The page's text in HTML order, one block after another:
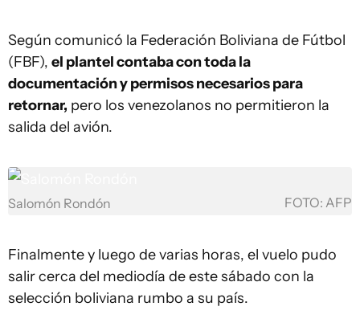
Según comunicó la Federación Boliviana de Fútbol
(FBF), el plantel contaba con toda la
documentación y permisos necesarios para
retornar, pero los venezolanos no permitieron la
salida del avión.
Salomón Rondón FOTO: AFP
Finalmente y luego de varias horas, el vuelo pudo
salir cerca del mediodía de este sábado con la
selección boliviana rumbo a su país.